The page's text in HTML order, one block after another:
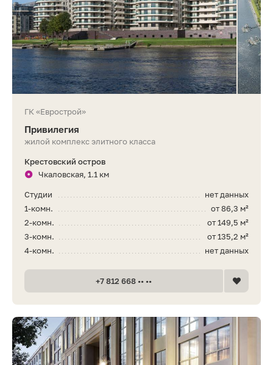
ГК «Еврострой»
Привилегия
жилой комплекс элитного класса
Крестовский остров
Чкаловская, 1.1 км
нет данных
Студии
от 86,3 м²
1-комн.
от 149,5 м²
2-комн.
от 135,2 м²
3-комн.
нет данных
4-комн.
+7 812 668 •• ••